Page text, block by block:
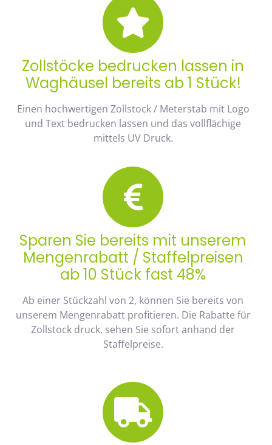
Zollstöcke bedrucken lassen in
Waghäusel bereits ab 1 Stück!
Einen hochwertigen Zollstock / Meterstab mit Logo
und Text bedrucken lassen und das vollflächige
mittels UV Druck.
Sparen Sie bereits mit unserem
Mengenrabatt / Staffelpreisen
ab 10 Stück fast 48%
Ab einer Stückzahl von 2, können Sie bereits von
unserem Mengenrabatt profitieren. Die Rabatte für
Zollstock druck, sehen Sie sofort anhand der
Staffelpreise.